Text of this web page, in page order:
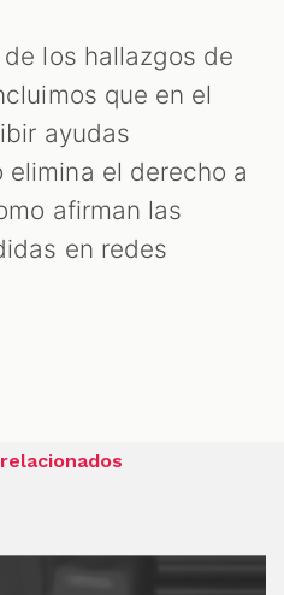
los hallazgos de
que en el
ayudas
el derecho a
afirman las
en redes